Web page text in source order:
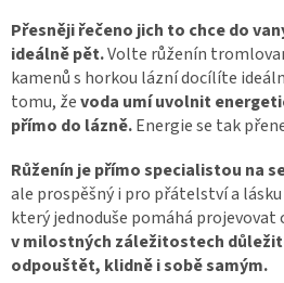
Přesněji řečeno jich to chce do
ideálně pět.Volte růženín
kamenů s horkou lázní docílíte
tomu, ževoda umí uvolnit
přímo do lázně.Energie se tak
Růženín je přímo specialistou na
ale prospěšný i pro přátelství a
který jednoduše pomáhá projevovat
v milostných záležitostech
odpouštět, klidně i sobě samým.